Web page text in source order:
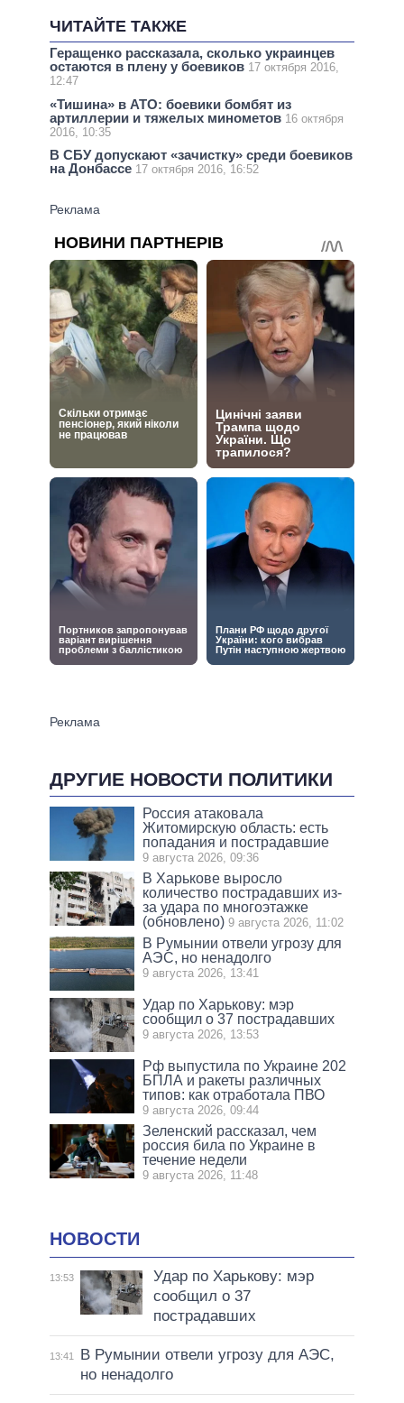
ЧИТАЙТЕ ТАКЖЕ
Геращенко рассказала, сколько украинцев
остаются в плену у боевиков 17 октября 2016,
12:47
«Тишина» в АТО: боевики бомбят из
артиллерии и тяжелых минометов 16 октября
2016, 10:35
В СБУ допускают «зачистку» среди боевиков
на Донбассе 17 октября 2016, 16:52
ДРУГИЕ НОВОСТИ ПОЛИТИКИ
Россия атаковала
Житомирскую область: есть
попадания и пострадавшие
9 августа 2026, 09:36
В Харькове выросло
количество пострадавших из-
за удара по многоэтажке
(обновлено) 9 августа 2026, 11:02
В Румынии отвели угрозу для
АЭС, но ненадолго
9 августа 2026, 13:41
Удар по Харькову: мэр
сообщил о 37 пострадавших
9 августа 2026, 13:53
Рф выпустила по Украине 202
БПЛА и ракеты различных
типов: как отработала ПВО
9 августа 2026, 09:44
Зеленский рассказал, чем
россия била по Украине в
течение недели
9 августа 2026, 11:48
НОВОСТИ
13:53
Удар по Харькову: мэр
сообщил о 37
пострадавших
13:41
В Румынии отвели угрозу для АЭС,
но ненадолго